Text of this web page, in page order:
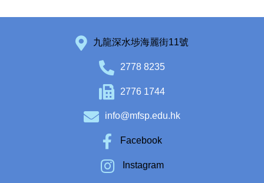
九龍深水埗海麗街11號
2778 8235
2776 1744
info@mfsp.edu.hk
Facebook
Instagram